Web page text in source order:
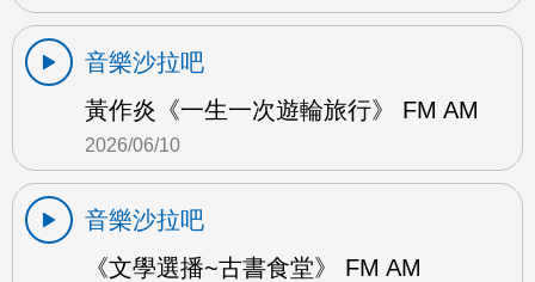
音樂沙拉吧
黃作炎《一生一次遊輪旅行》 FM AM
2026/06/10
音樂沙拉吧
《文學選播~古書食堂》 FM AM